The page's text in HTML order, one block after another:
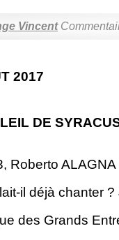
Vincent
2017
DE
Roberto ALAGNA
il déjà chanter
des Grands